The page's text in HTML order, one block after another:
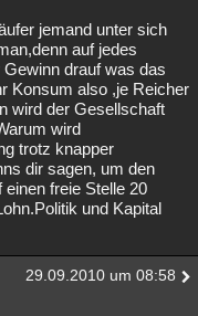
jemand unter sich
auf jedes
drauf was das
Konsum also ,je Reicher
wird der Gesellschaft
wird
trotz knapper
dir sagen, um den
freie Stelle 20
und Kapital
29.09.2010 um 08:58